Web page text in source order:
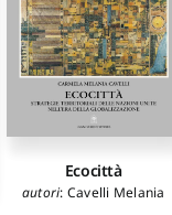
Ecocittà
autori: Cavelli Melania